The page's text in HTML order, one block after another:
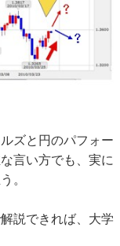
ズと円のパフォー
言い方でも、実に
。
説できれば、大学